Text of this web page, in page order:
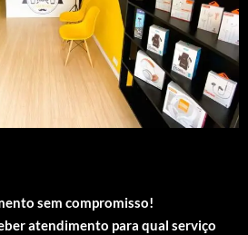
sem compromisso!
atendimento para qual serviço